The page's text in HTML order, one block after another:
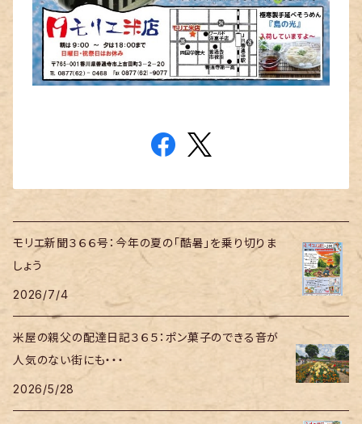
モリエ新聞３６６号：今年の夏の「酷暑」を乗り切りま
しょう
2026/7/4
米屋の親父の配達日記３６５：ポン菓子のできる音が
人気のない街にも・・・
2026/5/28